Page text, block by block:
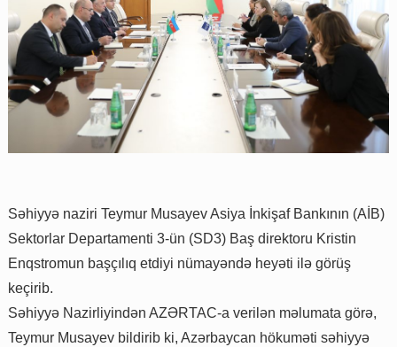
Səhiyyə naziri Teymur Musayev Asiya İnkişaf Bankının (AİB)
Sektorlar Departamenti 3-ün (SD3) Baş direktoru Kristin
Enqstromun başçılıq etdiyi nümayəndə heyəti ilə görüş
keçirib.
Səhiyyə Nazirliyindən AZƏRTAC-a verilən məlumata görə,
Teymur Musayev bildirib ki, Azərbaycan hökuməti səhiyyə